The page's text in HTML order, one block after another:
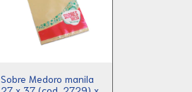
Sobre Medoro manila